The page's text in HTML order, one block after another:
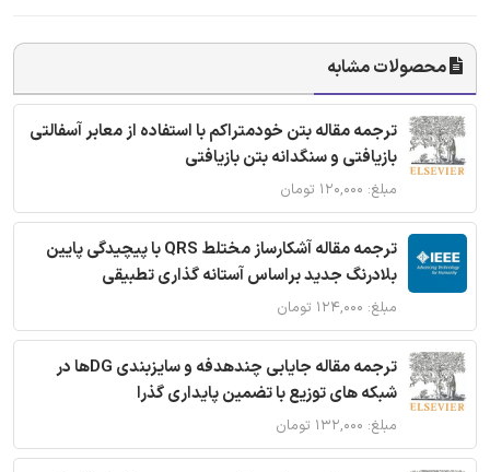
محصولات مشابه
ترجمه مقاله بتن خودمتراکم با استفاده از معابر آسفالتی
بازیافتی و سنگدانه بتن بازیافتی
مبلغ: ۱۲۰,۰۰۰ تومان
ترجمه مقاله آشکارساز مختلط QRS با پیچیدگی پایین
بلادرنگ جدید براساس آستانه گذاری تطبیقی
مبلغ: ۱۲۴,۰۰۰ تومان
ترجمه مقاله جایابی چندهدفه و سایزبندی DGها در
شبکه های توزیع با تضمین پایداری گذرا
مبلغ: ۱۳۲,۰۰۰ تومان